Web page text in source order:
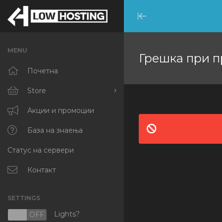
Minimize
Menu
MENU
Почетна
Store
Browse All
RKVMPROTECTED
IKVMPROTECTED
XKVMPROTECTED
Protected Web Hosting
Акции и промоции
База на знаења
Статус на сервери
Контакт
SETTINGS
OFF Lights?
Грешка при